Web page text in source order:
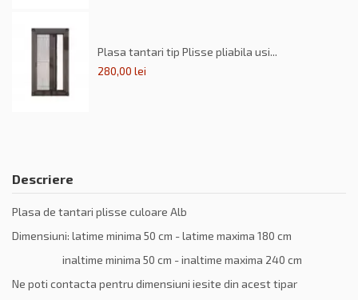
Plasa tantari tip Plisse pliabila usi...
280,00 lei
Descriere
Plasa de tantari plisse culoare Alb
Dimensiuni: latime minima 50 cm - latime maxima 180 cm
inaltime minima 50 cm - inaltime maxima 240 cm
Ne poti contacta pentru dimensiuni iesite din acest tipar